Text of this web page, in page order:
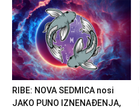
RIBE: NOVA SEDMICA nosi
JAKO PUNO IZNENAĐENJA,